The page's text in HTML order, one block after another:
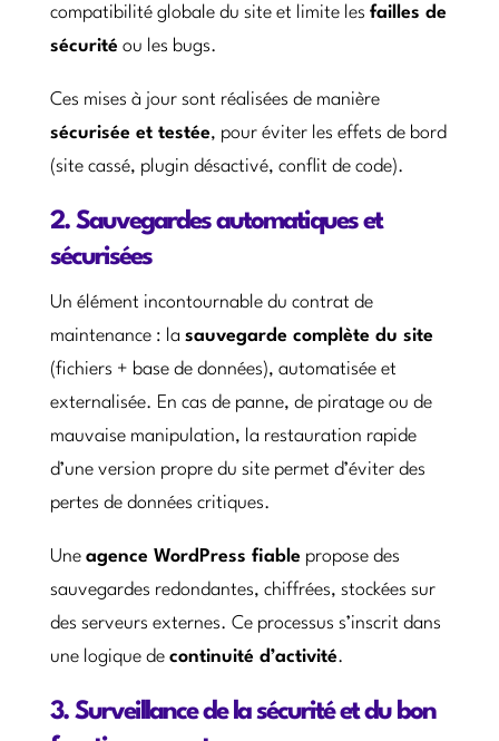
compatibilité globale du site et limite les failles de
sécurité ou les bugs.
Ces mises à jour sont réalisées de manière
sécurisée et testée, pour éviter les effets de bord
(site cassé, plugin désactivé, conflit de code).
2. Sauvegardes automatiques et
sécurisées
Un élément incontournable du contrat de
maintenance : la sauvegarde complète du site
(fichiers + base de données), automatisée et
externalisée. En cas de panne, de piratage ou de
mauvaise manipulation, la restauration rapide
d’une version propre du site permet d’éviter des
pertes de données critiques.
Une agence WordPress fiable propose des
sauvegardes redondantes, chiffrées, stockées sur
des serveurs externes. Ce processus s’inscrit dans
une logique de continuité d’activité.
3. Surveillance de la sécurité et du bon